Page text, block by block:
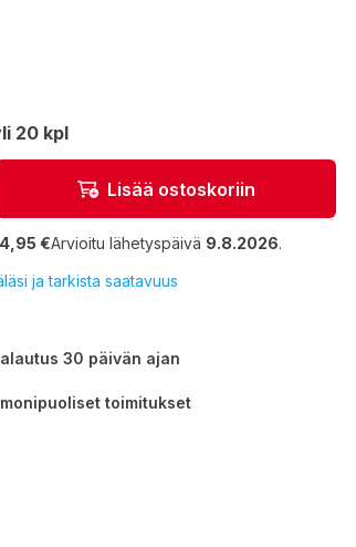
20 kpl
Lisää ostoskoriin
4,95 €Arvioitu lähetyspäivä 9.8.2026.
ja tarkista saatavuus
30 päivän ajan
toimitukset